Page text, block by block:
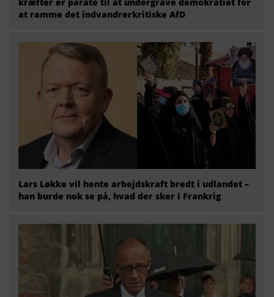
at ramme det indvandrerkritiske AfD
Lars Løkke vil hente arbejdskraft bredt i udlandet –
han burde nok se på, hvad der sker i Frankrig